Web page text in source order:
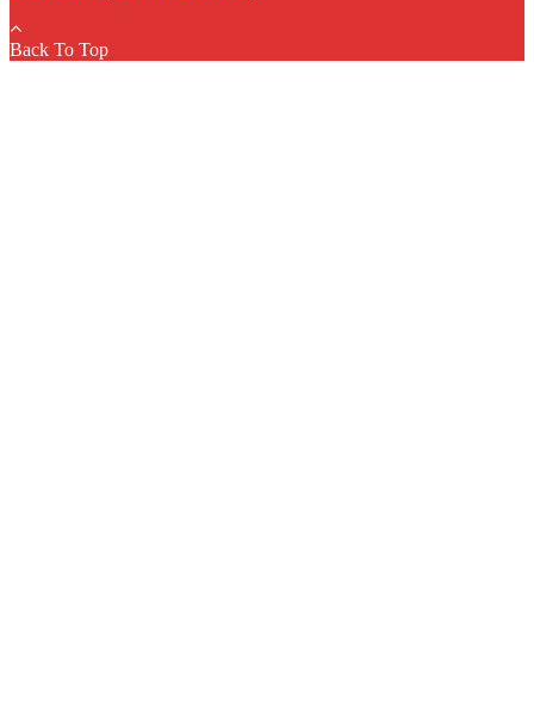
Back To Top